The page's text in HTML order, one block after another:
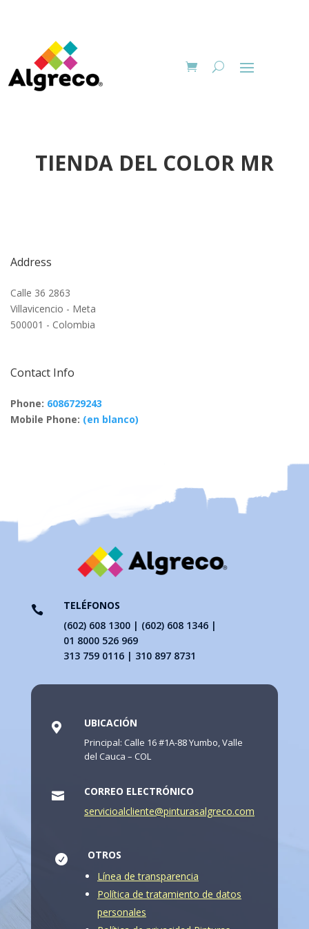
TIENDA DEL COLOR MR
Address
Calle 36 2863
Villavicencio - Meta
500001 - Colombia
Contact Info
Phone: 6086729243
Mobile Phone: (en blanco)

TELÉFONOS
(602) 608 1300 | (602) 608 1346 |
01 8000 526 969
313 759 0116 | 310 897 8731
 UBICACIÓN
Principal: Calle 16 #1A-88 Yumbo, Valle
del Cauca – COL

CORREO ELECTRÓNICO
servicioalcliente@pinturasalgreco.com

OTROS
Línea de transparencia
Política de tratamiento de datos
personales